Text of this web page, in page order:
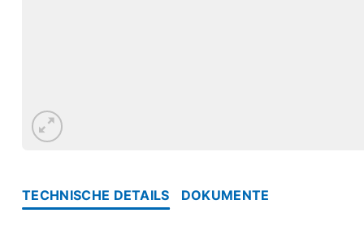
TECHNISCHE DETAILS DOKUMENTE